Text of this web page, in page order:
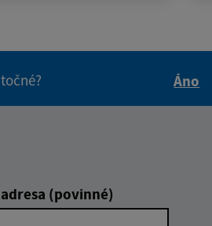
Áno
(povinné)